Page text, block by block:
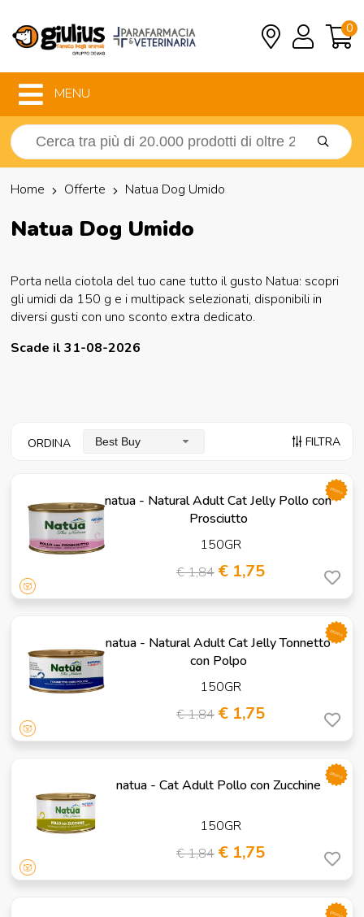
0
MENU
Home Offerte Natua Dog Umido
Natua Dog Umido
Porta nella ciotola del tuo cane tutto il gusto Natua: scopri
gli umidi da 150 g e i multipack selezionati, disponibili in
diversi gusti con uno sconto extra dedicato.
Scade il 31-08-2026
ORDINA Best Buy FILTRA
natua - Natural Adult Cat Jelly Pollo con
Prosciutto
150GR
€ 1,84 € 1,75
promo
natua - Natural Adult Cat Jelly Tonnetto
con Polpo
150GR
€ 1,84 € 1,75
promo
natua - Cat Adult Pollo con Zucchine
150GR
€ 1,84 € 1,75
promo
promo